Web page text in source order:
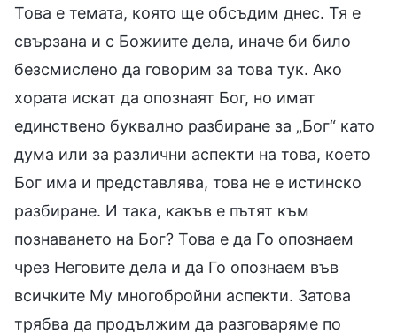
Това е темата, която ще обсъдим днес. Тя е
свързана и с Божиите дела, иначе би било
безсмислено да говорим за това тук. Ако
хората искат да опознаят Бог, но имат
единствено буквално разбиране за „Бог“ като
дума или за различни аспекти на това, което
Бог има и представлява, това не е истинско
разбиране. И така, какъв е пътят към
познаването на Бог? Това е да Го опознаем
чрез Неговите дела и да Го опознаем във
всичките Му многобройни аспекти. Затова
трябва да продължим да разговаряме по